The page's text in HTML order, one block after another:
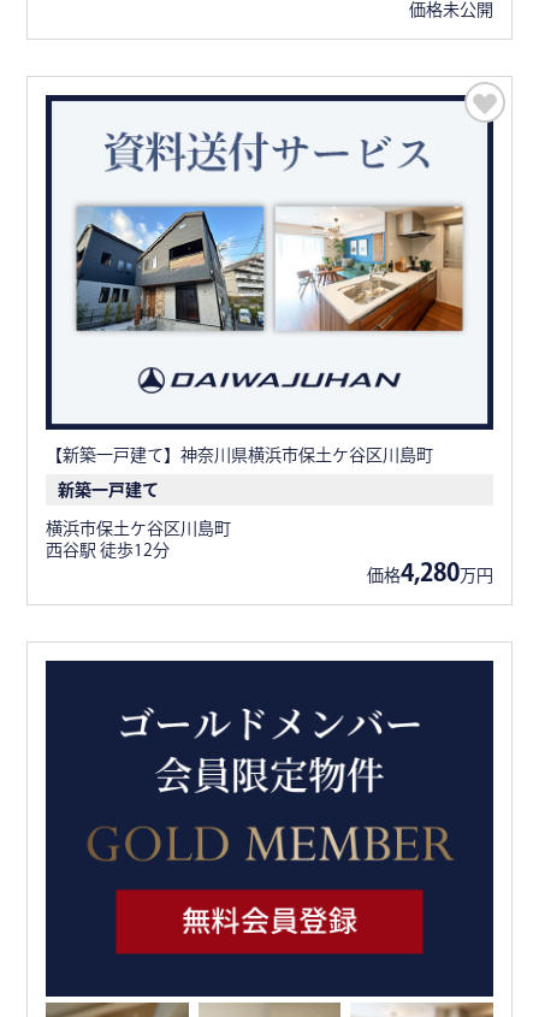
価格未公開
【新築一戸建て】神奈川県横浜市保土ケ谷区川島町
新築一戸建て
横浜市保土ケ谷区川島町
西谷駅 徒歩12分
価格4,280万円